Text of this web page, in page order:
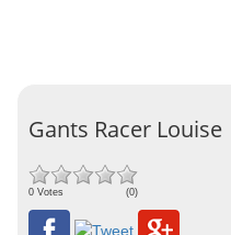
Gants Racer Louise
0 Votes (0)